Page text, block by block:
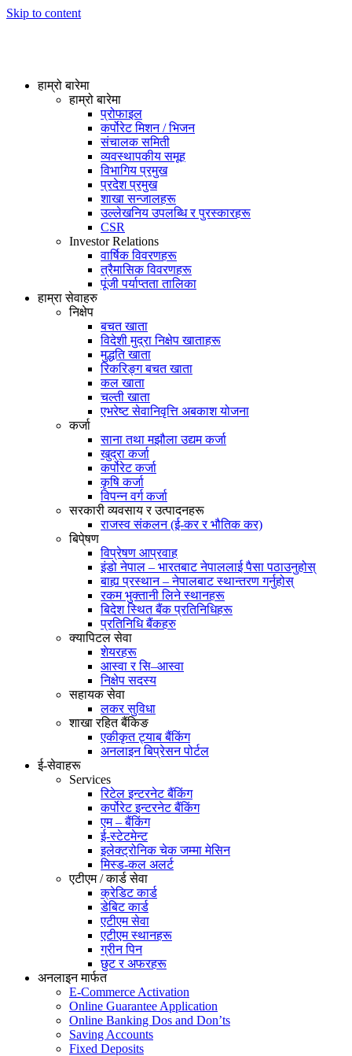
Skip to content
हाम्रो बारेमा
हाम्रो बारेमा
प्रोफाइल
कर्पोरेट मिशन / भिजन
संचालक समिती
व्यवस्थापकीय समूह
विभागिय प्रमुख
प्रदेश प्रमुख
शाखा सन्जालहरू
उल्लेखनिय उपलब्धि र पुरस्कारहरू
CSR
Investor Relations
वार्षिक विवरणहरू
त्रैमासिक विवरणहरू
पूंजी पर्याप्तता तालिका
हाम्रा सेवाहरु
निक्षेप
बचत खाता
विदेशी मुद्रा निक्षेप खाताहरू
मुद्धति खाता
रिकरिङ्ग बचत खाता
कल खाता
चल्ती खाता
एभरेष्ट सेवानिवृत्ति अबकाश योजना
कर्जा
साना तथा मझौला उद्यम कर्जा
खुद्रा कर्जा
कर्पोरेट कर्जा
कृषि कर्जा
विपन्न वर्ग कर्जा
सरकारी व्यवसाय र उत्पादनहरू
राजस्व संकलन (ई-कर र भौतिक कर)
बिपे्षण
विप्रेषण आप्रवाह
इंडो नेपाल – भारतबाट नेपाललाई पैसा पठाउनुहोस्
बाह्य प्रस्थान – नेपालबाट स्थान्तरण गर्नुहोस्
रकम भुक्तानी लिने स्थानहरू
बिदेश स्थित बैंक प्रतिनिधिहरू
प्रतिनिधि बैंकहरु
क्यापिटल सेवा
शेयरहरू
आस्वा र सि–आस्वा
निक्षेप सदस्य
सहायक सेवा
लकर सुविधा
शाखा रहित बैंकिङ
एकीकृत ट्याब बैंकिंग
अनलाइन बिप्रेसन पोर्टल
ई-सेवाहरू
Services
रिटेल इन्टरनेट बैंकिंग
कर्पोरेट इन्टरनेट बैंकिंग
एम – बैंकिंग
ई-स्टेटमेन्ट
इलेक्ट्रोनिक चेक जम्मा मेसिन
मिस्ड-कल अलर्ट
एटीएम / कार्ड सेवा
क्रेडिट कार्ड
डेबिट कार्ड
एटीएम सेवा
एटीएम स्थानहरू
ग्रीन पिन
छुट र अफरहरू
अनलाइन मार्फत
E-Commerce Activation
Online Guarantee Application
Online Banking Dos and Don’ts
Saving Accounts
Fixed Deposits